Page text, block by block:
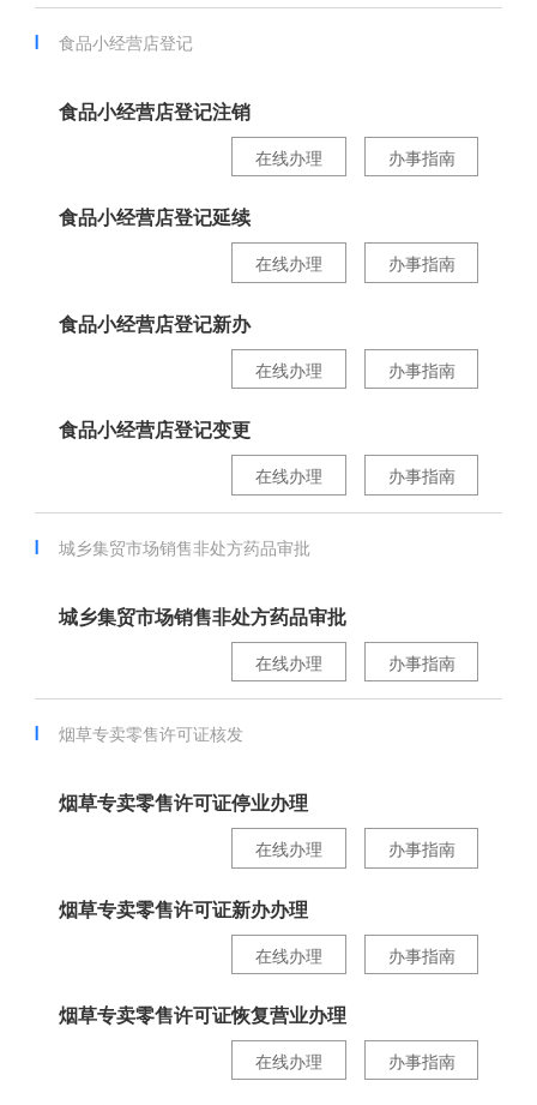
食品小经营店登记
食品小经营店登记注销
办事指南
在线办理
食品小经营店登记延续
办事指南
在线办理
食品小经营店登记新办
办事指南
在线办理
食品小经营店登记变更
办事指南
在线办理
城乡集贸市场销售非处方药品审批
城乡集贸市场销售非处方药品审批
办事指南
在线办理
烟草专卖零售许可证核发
烟草专卖零售许可证停业办理
办事指南
在线办理
烟草专卖零售许可证新办办理
办事指南
在线办理
烟草专卖零售许可证恢复营业办理
办事指南
在线办理